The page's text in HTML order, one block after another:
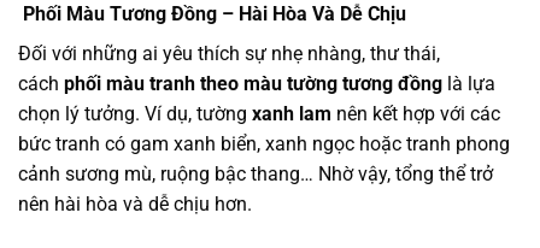
Phối Màu Tương Đồng – Hài Hòa Và Dễ Chịu
Đối với những ai yêu thích sự nhẹ nhàng, thư thái,
cách phối màu tranh theo màu tường tương đồng là lựa
chọn lý tưởng. Ví dụ, tường xanh lam nên kết hợp với các
bức tranh có gam xanh biển, xanh ngọc hoặc tranh phong
cảnh sương mù, ruộng bậc thang… Nhờ vậy, tổng thể trở
nên hài hòa và dễ chịu hơn.